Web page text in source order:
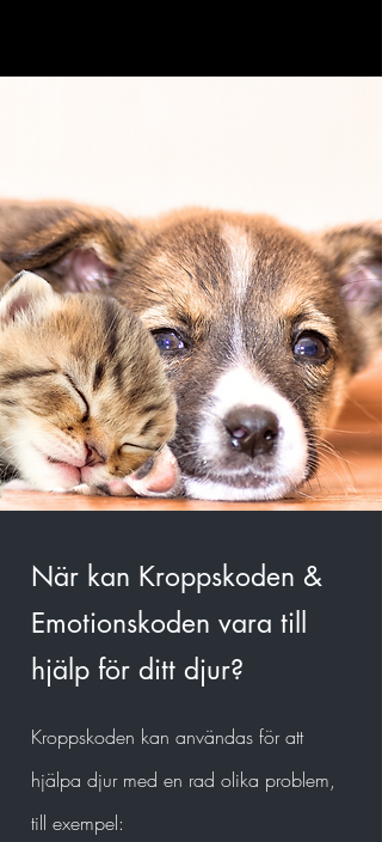
När kan Kroppskoden &
Emotionskoden vara till
hjälp för ditt djur?
Kroppskoden kan användas för att
hjälpa djur med en rad olika problem,
till exempel: